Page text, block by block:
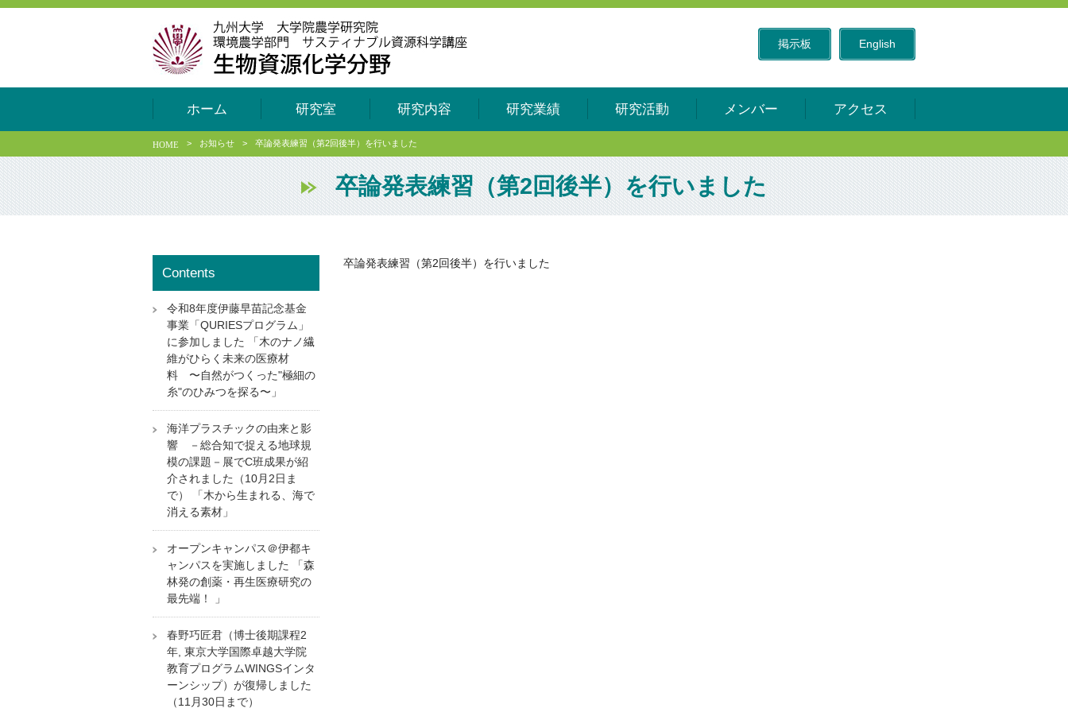
掲示板 English
ホーム 研究室 研究内容 研究業績 研究活動 メンバー アクセス
HOME > お知らせ > 卒論発表練習（第2回後半）を行いました
卒論発表練習（第2回後半）を行いました
卒論発表練習（第2回後半）を行いました
Contents
令和8年度伊藤早苗記念基金
事業「QURIESプログラム」
に参加しました 「木のナノ繊
維がひらく未来の医療材
料 〜自然がつくった"極細の
糸"のひみつを探る〜」
海洋プラスチックの由来と影
響 －総合知で捉える地球規
模の課題－展でC班成果が紹
介されました（10月2日ま
で） 「木から生まれる、海で
消える素材」
オープンキャンパス＠伊都キ
ャンパスを実施しました 「森
林発の創薬・再生医療研究の
最先端！ 」
春野巧匠君（博士後期課程2
年, 東京大学国際卓越大学院
教育プログラムWINGSインタ
ーンシップ）が復帰しました
（11月30日まで）